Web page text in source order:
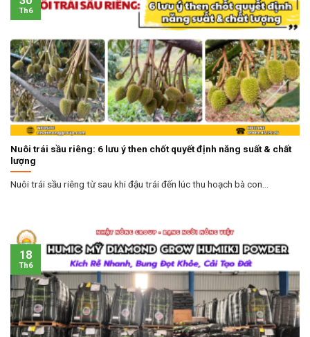
Nuôi trái sầu riêng: 6 lưu ý then chốt quyết định năng suất & chất
lượng
Nuôi trái sầu riêng từ sau khi đậu trái đến lúc thu hoạch bà con...
Th6
18
Th6